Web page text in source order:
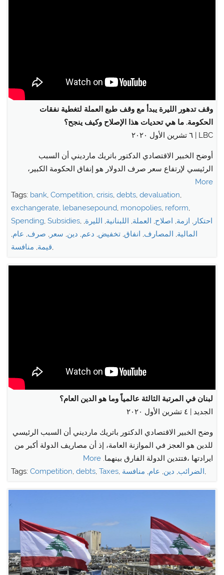
وقف تدهور الليرة يبدأ مع وقف طبع العملة لتغطية نفقات
الحكومة. ما هي تحديات هذا الإصلاح وكيف ينجح؟
LBC | ٦ تشرين الأول ٢٠٢٠
أوضح الخبير الاقتصادي الدكتور باتريك مارديني أن السبب
الرئيسي لإرتفاع سعر صرف الدولار هو إنفاق الحكومة الكبير،
More
Tags: bank, Competition, crisis, debts, devaluation,
exchangerate, lebanesepound, monopolies, reform,
Spending, Subsidies, احتكار , ازمة, اصلاح, العملة, اللبنانية, الليرة,
المالية, المصارف, انفاق, تخفيض, دعم, دين, سعر , صرف, عام,
قيمة, منافسة ,
لبنان في المرتبة الثالثة عالمياً وما هو الدين العام؟
الجديد | ٤ تشرين الأول ٢٠٢٠
وضح الخبير الاقتصادي الدكتور باتريك مارديني أن السبب الرئيسي
للدين هو العجز في الموازنة العامة، إذ أن مصاريف الدولة أكبر من
ايرادتها ،فتتدين الدولة الفارق بينهما. More
Tags: Competition, debts, Taxes, الضرائب, دين, عام, منافسة ,